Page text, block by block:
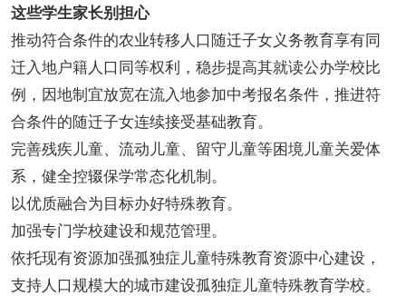
这些学生家长别担心
推动符合条件的农业转移人口随迁子女义务教育享有同
迁入地户籍人口同等权利，稳步提高其就读公办学校比
例，因地制宜放宽在流入地参加中考报名条件，推进符
合条件的随迁子女连续接受基础教育。
完善残疾儿童、流动儿童、留守儿童等困境儿童关爱体
系，健全控辍保学常态化机制。
以优质融合为目标办好特殊教育。
加强专门学校建设和规范管理。
依托现有资源加强孤独症儿童特殊教育资源中心建设，
支持人口规模大的城市建设孤独症儿童特殊教育学校。